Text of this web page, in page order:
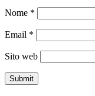
Nome *
Email *
Sito web